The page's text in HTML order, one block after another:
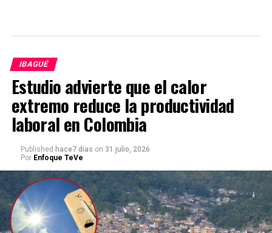
IBAGUÉ
Estudio advierte que el calor
extremo reduce la productividad
laboral en Colombia
Published hace7 días on 31 julio, 2026
Por Enfoque TeVe